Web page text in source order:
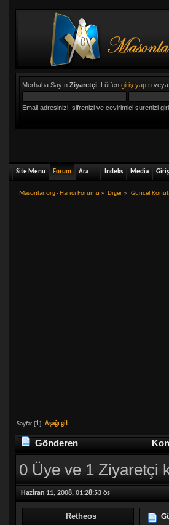
Merhaba Sayın Ziyaretçi. Lütfen giriş yapınveya
Email adresinizi, sifrenizi ve cevirimici surenizi
Site Menu Forum Ara Indeks Media
Masonlar.org - Harici Forumu » Diger » Guncel
Sayfa: [1] Aşağı git
Gönderen
0 Üye ve 1 Ziyaretçi
Haziran 11, 2008, 01:28:53 ös
Retheos